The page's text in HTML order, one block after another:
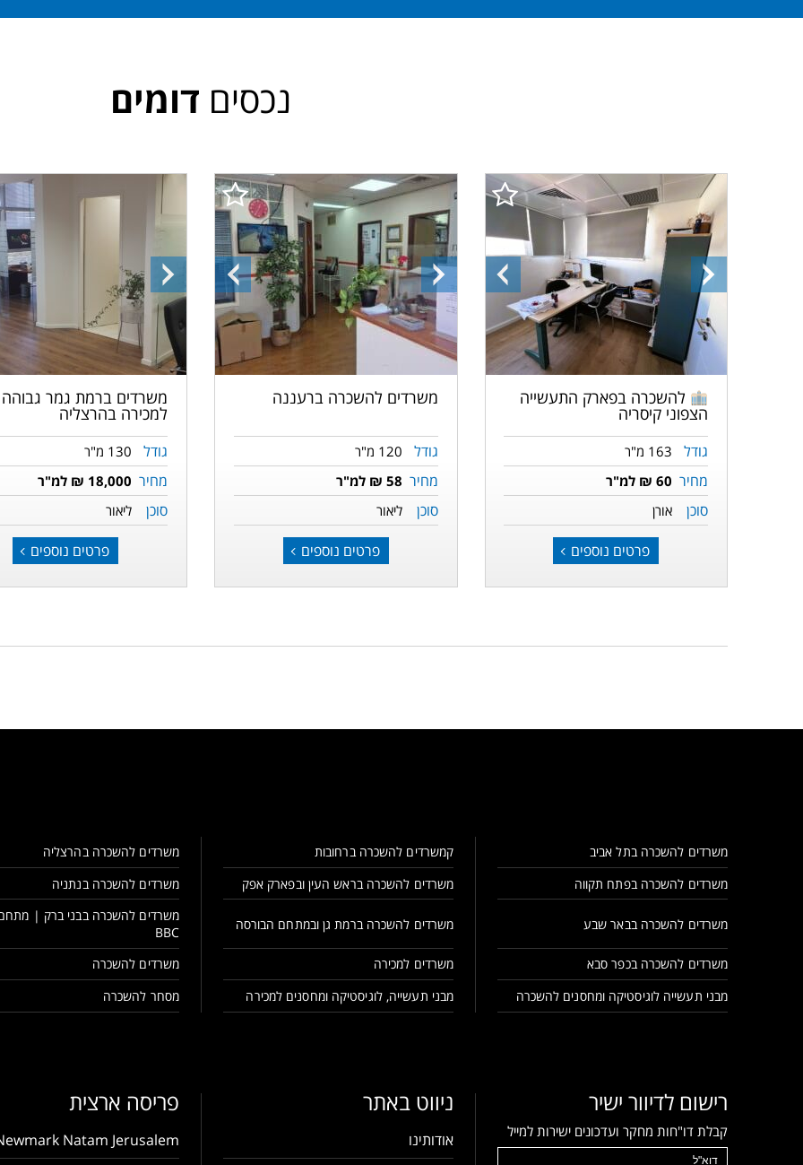
נכסים דומים
התמונה
הקודמת
התמונה
הבאה
להשכרה בפארק התעשייה
הצפוני קיסריה
גודל 163 מ"ר
מחיר 60 ₪ למ"ר
סוכן אורן
פרטים נוספים
התמונה
הקודמת
התמונה
הבאה
משרדים להשכרה ברעננה
גודל 120 מ"ר
מחיר 58 ₪ למ"ר
סוכן ליאור
פרטים נוספים
התמונה
הבאה
משרדים ברמת גמר גבוהה
למכירה בהרצליה
גודל 130 מ"ר
מחיר 18,000 ₪ למ"ר
סוכן ליאור
פרטים נוספים
משרדים להשכרה בתל אביב קמשרדים להשכרה ברחובות משרדים להשכרה בהרצליה
משרדים להשכרה בפתח תקווה
משרדים להשכרה בראש העין ובפארק אפק משרדים להשכרה בנתניה
משרדים להשכרה בבאר שבע משרדים להשכרה ברמת גן ובמתחם הבורסה
משרדים להשכרה בבני ברק |
BBC
משרדים להשכרה בכפר סבא משרדים למכירה משרדים להשכרה
מבני תעשייה לוגיסטיקה ומחסנים להשכרה
מבני תעשייה, לוגיסטיקה ומחסנים למכירה מסחר להשכרה
רישום לדיוור ישיר
קבלת דו"חות מחקר ועדכונים ישירות למייל
ניווט באתר
אודותינו
פריסה ארצית
Natam Jerusalem